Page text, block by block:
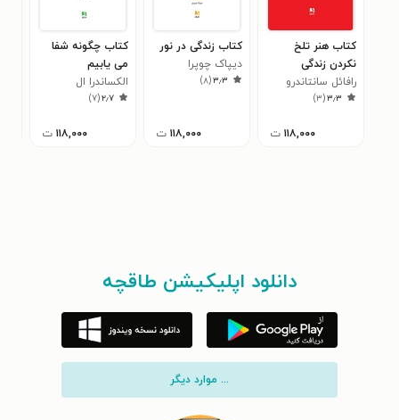
کتاب هنر تلخ
نکردن زندگی
رافائل سانتاندرو
۳٫۳(۳)
۱۱۸,۰۰۰ ت
کتاب زندگی در نور
دیپاک چوپرا
۳٫۳(۸)
۱۱۸,۰۰۰ ت
کتاب چگونه شفا
می یابیم
الکساندرا ال
۲٫۷(۷)
۱۱۸,۰۰۰ ت
دانلود اپلیکیشن طاقچه
... موارد دیگر